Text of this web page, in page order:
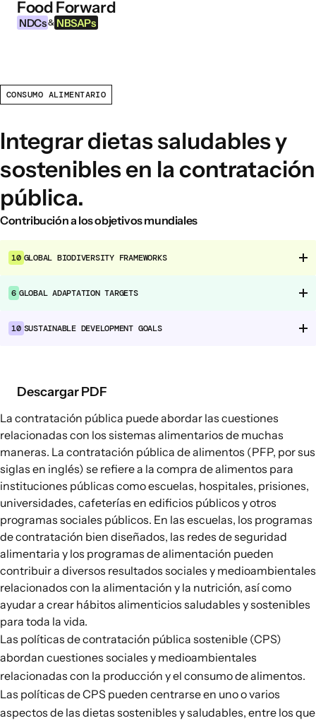
Ir al contenido
Food Forward
NDCs & NBSAPs
INFORMACIÓN
Acerca de esta herramienta
¿Qué son los NDCs?
¿Qué son las NBSAPs?
Por qué actuar sobre la agricultura y los
sistemas alimentarios
ÁREAS DE INTERVENCIÓN ALIMENTARIA
Gobernanza alimentaria
Cadenas de suministro alimentario
EXPLORAR
Opciones políticas en agricultura y
sistemas alimentarios
Conexiones
CONSUMO ALIMENTARIO
Integrar dietas saludables y
sostenibles en la contratación
pública.
Contribución a los objetivos mundiales
10 GLOBAL BIODIVERSITY FRAMEWORKS
6 GLOBAL ADAPTATION TARGETS
10 SUSTAINABLE DEVELOPMENT GOALS
Descargar PDF
La contratación pública puede abordar las cuestiones
relacionadas con los sistemas alimentarios de muchas
maneras. La contratación pública de alimentos (PFP, por sus
siglas en inglés) se refiere a la compra de alimentos para
instituciones públicas como escuelas, hospitales, prisiones,
universidades, cafeterías en edificios públicos y otros
programas sociales públicos. En las escuelas, los programas
de contratación bien diseñados, las redes de seguridad
alimentaria y los programas de alimentación pueden
contribuir a diversos resultados sociales y medioambientales
relacionados con la alimentación y la nutrición, así como
ayudar a crear hábitos alimenticios saludables y sostenibles
para toda la vida.
Las políticas de contratación pública sostenible (CPS)
abordan cuestiones sociales y medioambientales
relacionadas con la producción y el consumo de alimentos.
Las políticas de CPS pueden centrarse en uno o varios
aspectos de las dietas sostenibles y saludables, entre los que